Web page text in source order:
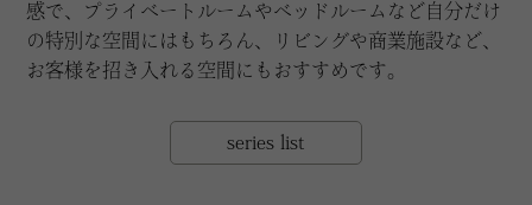
感で、プライベートルームやベッドルームなど自分だけ
の特別な空間にはもちろん、リビングや商業施設など、
お客様を招き入れる空間にもおすすめです。
series list